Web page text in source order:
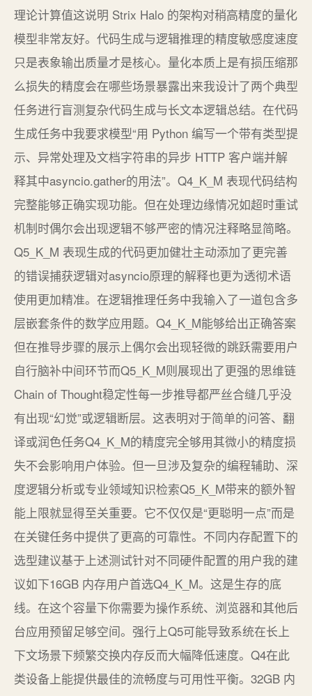
理论计算值这说明 Strix Halo 的架构对稍高精度的量化
模型非常友好。代码生成与逻辑推理的精度敏感度速度
只是表象输出质量才是核心。量化本质上是有损压缩那
么损失的精度会在哪些场景暴露出来我设计了两个典型
任务进行盲测复杂代码生成与长文本逻辑总结。在代码
生成任务中我要求模型“用 Python 编写一个带有类型提
示、异常处理及文档字符串的异步 HTTP 客户端并解
释其中asyncio.gather的用法”。Q4_K_M 表现代码结构
完整能够正确实现功能。但在处理边缘情况如超时重试
机制时偶尔会出现逻辑不够严密的情况注释略显简略。
Q5_K_M 表现生成的代码更加健壮主动添加了更完善
的错误捕获逻辑对asyncio原理的解释也更为透彻术语
使用更加精准。在逻辑推理任务中我输入了一道包含多
层嵌套条件的数学应用题。Q4_K_M能够给出正确答案
但在推导步骤的展示上偶尔会出现轻微的跳跃需要用户
自行脑补中间环节而Q5_K_M则展现出了更强的思维链
Chain of Thought稳定性每一步推导都严丝合缝几乎没
有出现“幻觉”或逻辑断层。这表明对于简单的问答、翻
译或润色任务Q4_K_M的精度完全够用其微小的精度损
失不会影响用户体验。但一旦涉及复杂的编程辅助、深
度逻辑分析或专业领域知识检索Q5_K_M带来的额外智
能上限就显得至关重要。它不仅仅是“更聪明一点”而是
在关键任务中提供了更高的可靠性。不同内存配置下的
选型建议基于上述测试针对不同硬件配置的用户我的建
议如下16GB 内存用户首选Q4_K_M。这是生存的底
线。在这个容量下你需要为操作系统、浏览器和其他后
台应用预留足够空间。强行上Q5可能导致系统在长上
下文场景下频繁交换内存反而大幅降低速度。Q4在此
类设备上能提供最佳的流畅度与可用性平衡。32GB 内